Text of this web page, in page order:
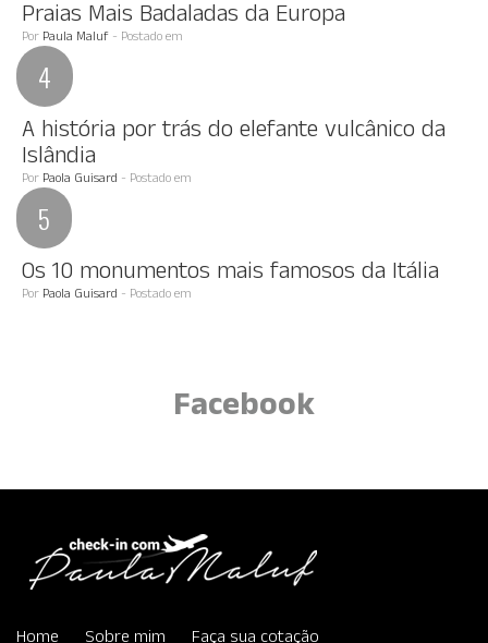
Praias Mais Badaladas da Europa
Por Paula Maluf - Postado em
A história por trás do elefante vulcânico da
Islândia
Por Paola Guisard - Postado em
Os 10 monumentos mais famosos da Itália
Por Paola Guisard - Postado em
Facebook
Home Sobre mim Faça sua cotação